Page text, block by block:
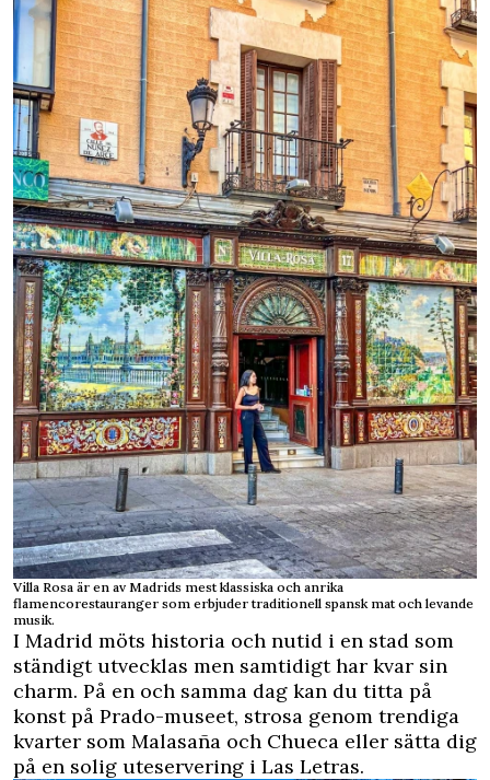
Villa Rosa är en av Madrids mest klassiska och anrika
flamencorestauranger som erbjuder traditionell spansk mat och levande
musik.
I Madrid möts historia och nutid i en stad som
ständigt utvecklas men samtidigt har kvar sin
charm. På en och samma dag kan du titta på
konst på Prado-museet, strosa genom trendiga
kvarter som Malasaña och Chueca eller sätta dig
på en solig uteservering i Las Letras.